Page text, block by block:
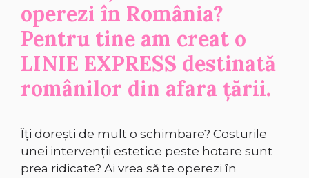
operezi în România?
Pentru tine am creat o
LINIE EXPRESS destinată
românilor din afara țării.
Îți dorești de mult o schimbare? Costurile
unei intervenții estetice peste hotare sunt
prea ridicate? Ai vrea să te operezi în